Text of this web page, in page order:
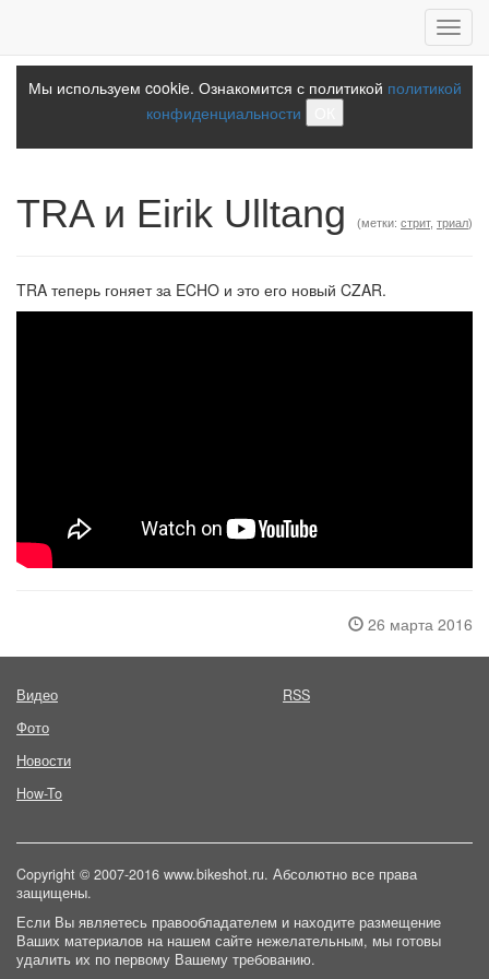
Мы используем cookie. Ознакомится с политикой политикой
конфиденциальности
TRA и Eirik Ulltang (метки: стрит, триал)
TRA теперь гоняет за ECHO и это его новый CZAR.
26 марта 2016
Видео
Фото
Новости
How-To
RSS
Copyright © 2007-2016 www.bikeshot.ru. Абсолютно все права
защищены.
Если Вы являетесь правообладателем и находите размещение
Ваших материалов на нашем сайте нежелательным, мы готовы
удалить их по первому Вашему требованию.